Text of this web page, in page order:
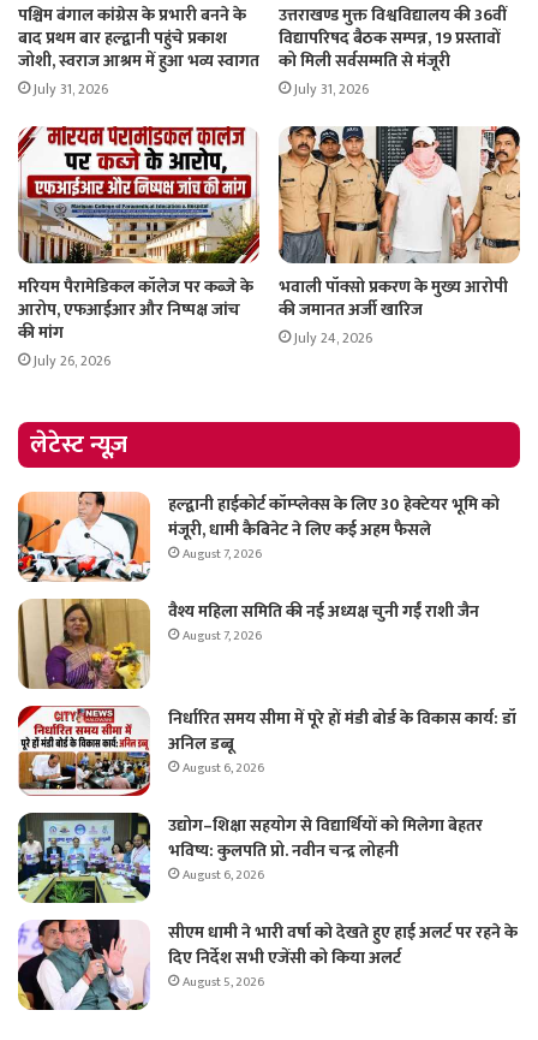
पश्चिम बंगाल कांग्रेस के प्रभारी बनने के
बाद प्रथम बार हल्द्वानी पहुंचे प्रकाश
जोशी, स्वराज आश्रम में हुआ भव्य स्वागत
July 31, 2026
उत्तराखण्ड मुक्त विश्वविद्यालय की 36वीं
विद्यापरिषद बैठक सम्पन्न, 19 प्रस्तावों
को मिली सर्वसम्मति से मंजूरी
July 31, 2026
मरियम पैरामेडिकल कॉलेज पर कब्जे के
आरोप, एफआईआर और निष्पक्ष जांच
की मांग
July 26, 2026
भवाली पॉक्सो प्रकरण के मुख्य आरोपी
की जमानत अर्जी खारिज
July 24, 2026
लेटेस्ट न्यूज़
हल्द्वानी हाईकोर्ट कॉम्प्लेक्स के लिए 30 हेक्टेयर भूमि को
मंजूरी, धामी कैबिनेट ने लिए कई अहम फैसले
August 7, 2026
वैश्य महिला समिति की नई अध्यक्ष चुनी गईं राशी जैन
August 7, 2026
निर्धारित समय सीमा में पूरे हों मंडी बोर्ड के विकास कार्य: डॉ
अनिल डब्बू
August 6, 2026
उद्योग–शिक्षा सहयोग से विद्यार्थियों को मिलेगा बेहतर
भविष्य: कुलपति प्रो. नवीन चन्द्र लोहनी
August 6, 2026
सीएम धामी ने भारी वर्षा को देखते हुए हाई अलर्ट पर रहने के
दिए निर्देश सभी एजेंसी को किया अलर्ट
August 5, 2026